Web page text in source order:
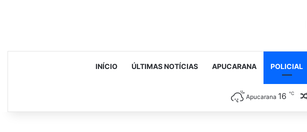
INÍCIO ÚLTIMAS NOTÍCIAS APUCARANA POLICIAL
Apucarana 16 ℃